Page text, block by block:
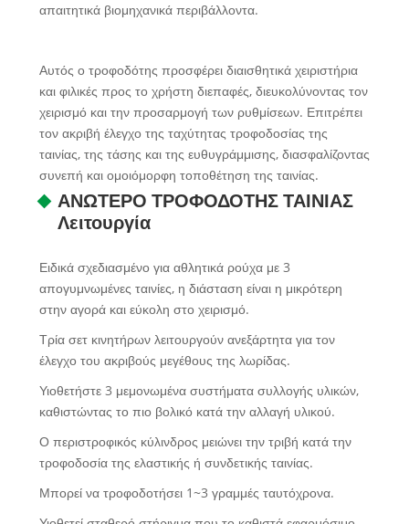
απαιτητικά βιομηχανικά περιβάλλοντα.
Αυτός ο τροφοδότης προσφέρει διαισθητικά χειριστήρια
και φιλικές προς το χρήστη διεπαφές, διευκολύνοντας τον
χειρισμό και την προσαρμογή των ρυθμίσεων. Επιτρέπει
τον ακριβή έλεγχο της ταχύτητας τροφοδοσίας της
ταινίας, της τάσης και της ευθυγράμμισης, διασφαλίζοντας
συνεπή και ομοιόμορφη τοποθέτηση της ταινίας.
ΑΝΩΤΕΡΟ ΤΡΟΦΟΔΟΤΗΣ ΤΑΙΝΙΑΣ
Λειτουργία
Ειδικά σχεδιασμένο για αθλητικά ρούχα με 3
απογυμνωμένες ταινίες, η διάσταση είναι η μικρότερη
στην αγορά και εύκολη στο χειρισμό.
Τρία σετ κινητήρων λειτουργούν ανεξάρτητα για τον
έλεγχο του ακριβούς μεγέθους της λωρίδας.
Υιοθετήστε 3 μεμονωμένα συστήματα συλλογής υλικών,
καθιστώντας το πιο βολικό κατά την αλλαγή υλικού.
Ο περιστροφικός κύλινδρος μειώνει την τριβή κατά την
τροφοδοσία της ελαστικής ή συνδετικής ταινίας.
Μπορεί να τροφοδοτήσει 1~3 γραμμές ταυτόχρονα.